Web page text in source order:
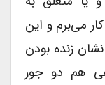
می‌برم و این
زنده بودن
هم دو جور